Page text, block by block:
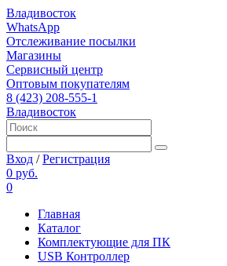
Владивосток
WhatsApp
Отслеживание посылки
Магазины
Сервисный центр
Оптовым покупателям
8 (423) 208-555-1
Владивосток
Вход /Регистрация
0 руб.
0
Главная
Каталог
Комплектующие для ПК
USB Контроллер